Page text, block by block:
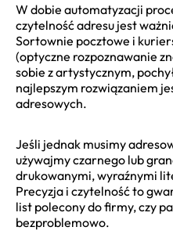
W dobie automatyzacji
czytelność adresu jest
Sortownie pocztowe i
(optyczne rozpoznawanie
sobie z artystycznym,
najlepszym rozwiązaniem
adresowych.
Jeśli jednak musimy
używajmy czarnego lub
drukowanymi, wyraźnymi
Precyzja i czytelność to
list polecony do firmy, czy
bezproblemowo.